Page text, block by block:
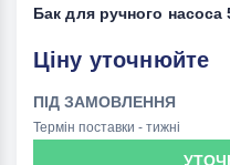
Бак для ручного насоса
Ціну уточнюйте
ПІД ЗАМОВЛЕННЯ
Термін поставки - тижні